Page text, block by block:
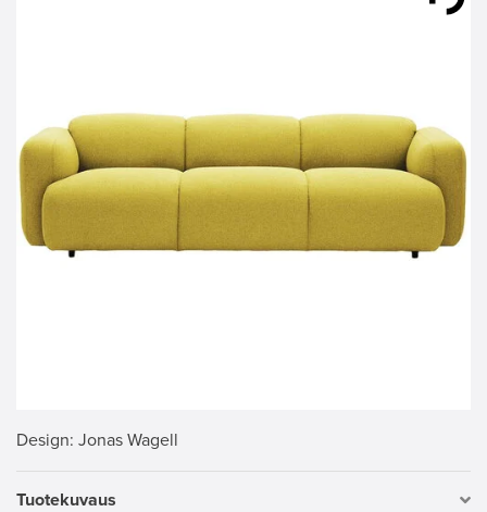
Design: Jonas Wagell
Tuotekuvaus